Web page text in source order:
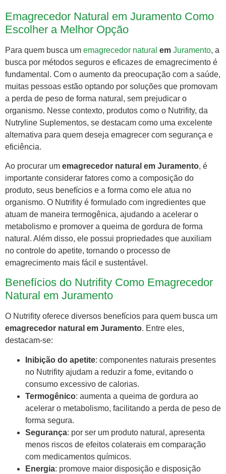
Emagrecedor Natural em Juramento Como
Escolher a Melhor Opção
Para quem busca um emagrecedor natural em Juramento, a
busca por métodos seguros e eficazes de emagrecimento é
fundamental. Com o aumento da preocupação com a saúde,
muitas pessoas estão optando por soluções que promovam
a perda de peso de forma natural, sem prejudicar o
organismo. Nesse contexto, produtos como o Nutrifity, da
Nutryline Suplementos, se destacam como uma excelente
alternativa para quem deseja emagrecer com segurança e
eficiência.
Ao procurar um emagrecedor natural em Juramento, é
importante considerar fatores como a composição do
produto, seus benefícios e a forma como ele atua no
organismo. O Nutrifity é formulado com ingredientes que
atuam de maneira termogênica, ajudando a acelerar o
metabolismo e promover a queima de gordura de forma
natural. Além disso, ele possui propriedades que auxiliam
no controle do apetite, tornando o processo de
emagrecimento mais fácil e sustentável.
Benefícios do Nutrifity Como Emagrecedor
Natural em Juramento
O Nutrifity oferece diversos benefícios para quem busca um
emagrecedor natural em Juramento. Entre eles,
destacam-se:
Inibição do apetite: componentes naturais presentes
no Nutrifity ajudam a reduzir a fome, evitando o
consumo excessivo de calorias.
Termogênico: aumenta a queima de gordura ao
acelerar o metabolismo, facilitando a perda de peso de
forma segura.
Segurança: por ser um produto natural, apresenta
menos riscos de efeitos colaterais em comparação
com medicamentos químicos.
Energia: promove maior disposição e disposição